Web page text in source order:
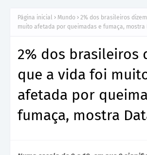
Página inicial Mundo
2% dos brasileiros
muito afetada por queimadas e fumaça, mostra
2% dos brasileiros
que a vida foi
afetada por
fumaça, mostra